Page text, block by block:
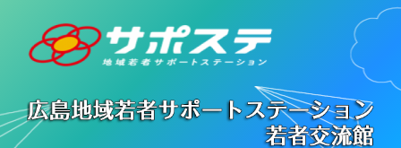
へ
ス